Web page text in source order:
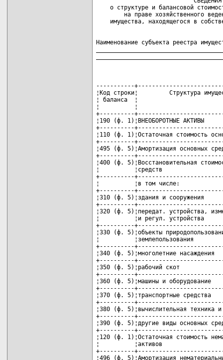
о структуре и балансовой
на праве хозяйственного
Наименование субъекта реестра
-----------+--------------------------------------+-----------------
¦Код строки¦         Структура имущества          ¦По состоянию на ¦
¦ баланса  ¦                                      ¦1 января 2007 г.¦
¦          ¦                                      ¦   (млн.руб.)   ¦
+----------+--------------------------------------+----------------+
¦190 (ф. 1)¦ВНЕОБОРОТНЫЕ АКТИВЫ                   ¦                ¦
+----------+--------------------------------------+----------------+
¦110 (ф. 1)¦Остаточная стоимость основных средств ¦                ¦
+----------+--------------------------------------+----------------+
¦495 (ф. 5)¦Амортизация основных средств          ¦                ¦
+----------+--------------------------------------+----------------+
¦400 (ф. 5)¦Восстановительная стоимость основных  ¦                ¦
¦          ¦средств                               ¦                ¦
+----------+--------------------------------------+----------------+
¦          ¦в том числе:                          ¦                ¦
+----------+--------------------------------------+----------------+
¦310 (ф. 5)¦здания и сооружения                   ¦                ¦
+----------+--------------------------------------+----------------+
¦320 (ф. 5)¦передат. устройства, измерит. приборы ¦                ¦
¦          ¦и регул. устройства                   ¦                ¦
+----------+--------------------------------------+----------------+
¦330 (ф. 5)¦объекты природопользования и          ¦                ¦
¦          ¦землепользования                      ¦                ¦
+----------+--------------------------------------+----------------+
¦340 (ф. 5)¦многолетние насаждения                ¦                ¦
+----------+--------------------------------------+----------------+
¦350 (ф. 5)¦рабочий скот                          ¦                ¦
+----------+--------------------------------------+----------------+
¦360 (ф. 5)¦машины и оборудование                 ¦                ¦
+----------+--------------------------------------+----------------+
¦370 (ф. 5)¦транспортные средства                 ¦                ¦
+----------+--------------------------------------+----------------+
¦380 (ф. 5)¦вычислительная техника и оргтехника   ¦                ¦
+----------+--------------------------------------+----------------+
¦390 (ф. 5)¦другие виды основных средств          ¦                ¦
+----------+--------------------------------------+----------------+
¦120 (ф. 1)¦Остаточная стоимость нематериальных   ¦                ¦
¦          ¦активов                               ¦                ¦
+----------+--------------------------------------+----------------+
¦496 (ф. 5)¦Амортизация нематериальных активов    ¦                ¦
+----------+--------------------------------------+----------------+
¦470 (ф. 5)¦Восстановительная стоимость           ¦                ¦
¦          ¦нематериальных активов                ¦                ¦
+----------+--------------------------------------+----------------+
¦          ¦в том числе имущественные права на:   ¦                ¦
+----------+--------------------------------------+----------------+
¦410 (ф. 5)¦объекты промышленной собственности    ¦                ¦
+----------+--------------------------------------+----------------+
¦420 (ф. 5)¦объекты авторского и смежных прав     ¦                ¦
+----------+--------------------------------------+----------------+
¦430 (ф. 5)¦программы для ЭВМ и компьютерные базы ¦                ¦
¦          ¦данных                                ¦                ¦
+----------+--------------------------------------+----------------+
¦440 (ф. 5)¦использование объектов                ¦                ¦
¦          ¦интеллектуальной собственности        ¦                ¦
+----------+--------------------------------------+----------------+
¦450 (ф. 5)¦пользование природными ресурсами и    ¦                ¦
¦          ¦землей                                ¦                ¦
+----------+--------------------------------------+----------------+
¦460 (ф. 5)¦прочие права                          ¦                ¦
+----------+--------------------------------------+----------------+
¦130 (ф. 1)¦Доходные вложения в материальные      ¦                ¦
¦          ¦ценности                              ¦                ¦
+----------+--------------------------------------+----------------+
¦140 (ф. 1)¦Вложения во внеоборотные активы       ¦                ¦
+----------+--------------------------------------+----------------+
¦150 (ф. 1)¦Прочие внеоборотные активы            ¦                ¦
+----------+--------------------------------------+----------------+
¦290 (ф. 1)¦ОБОРОТНЫЕ АКТИВЫ                      ¦                ¦
+----------+--------------------------------------+----------------+
¦210 (ф. 1)¦Запасы и затраты                      ¦                ¦
+----------+--------------------------------------+----------------+
¦220 (ф. 1)¦Налоги по приобретенным ценностям     ¦                ¦
+----------+--------------------------------------+----------------+
¦230 (ф. 1)¦Готовая продукция и